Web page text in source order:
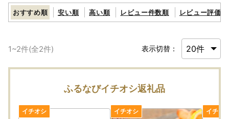
おすすめ順 安い順 高い順 レビュー件数順 レビュー評価順
1~2件(全2件) 表示切替：
ふるなびイチオシ返礼品